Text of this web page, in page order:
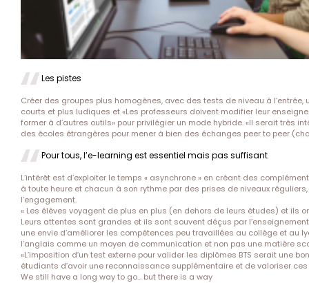
Les pistes
Créer des groupes plus homogènes, avec des tests de niveau à
courts et plus ludiques et «Les professeurs doivent modifier leur
former à d’autres outils» pour privilégier un mode hybride. «Il serait très
des écoles étrangères pour mener à bien des échanges peer to peer
Pour tous, l’e-learning est essentiel mais pas suffisant
L’intérêt est d’exploiter le temps « asynchrone » en créant des
à toute heure et chacun à son rythme par des prises de niveaux
l’engagement.
« Les élèves voyagent de plus en plus (en dehors de leurs études) et ils
Leurs attentes sont grandes et ils sont souvent déçus par
une envie d’améliorer les compétences peu travaillées au collège et au
l’anglais comme un moyen de communication et non pas une matière
«L’imposition d’un test externe pour valider les diplômes BTS serait une
étudiants d’avoir une reconnaissance supplémentaire et de valoriser
We still have a long way to go… but there is a way